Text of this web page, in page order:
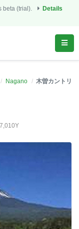
beta (trial).
Details
Nagano 木曽カントリ
7,010Y